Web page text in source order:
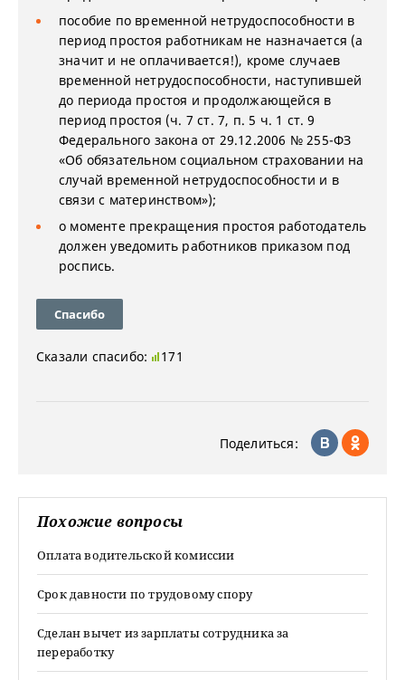
пособие по временной нетрудоспособности в
период простоя работникам не назначается (а
значит и не оплачивается!), кроме случаев
временной нетрудоспособности, наступившей
до периода простоя и продолжающейся в
период простоя (ч. 7 ст. 7, п. 5 ч. 1 ст. 9
Федерального закона от 29.12.2006 № 255-ФЗ
«Об обязательном социальном страховании на
случай временной нетрудоспособности и в
связи с материнством»);
о моменте прекращения простоя работодатель
должен уведомить работников приказом под
роспись.
Спасибо
Сказали спасибо: 171
Поделиться:
Похожие вопросы
Оплата водительской комиссии
Срок давности по трудовому спору
Сделан вычет из зарплаты сотрудника за
переработку